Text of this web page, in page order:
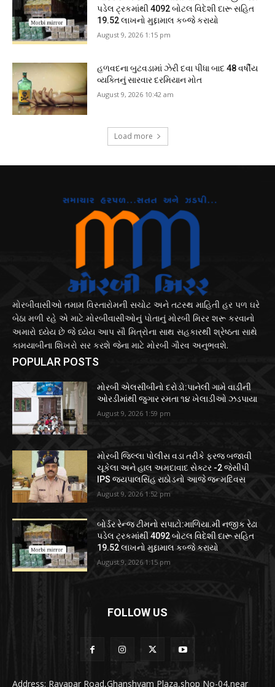
પડેલ ટ્રકમાંથી 4092 બોટલ વિદેશી દારૂ સહિત
19.52 લાખનો મુદ્દામાલ કબ્જે કરાયો
August 9, 2026 1:15 pm
હળવદના બુટવડામાં ઝેરી દવા પીધા બાદ 48 વર્ષીય
વ્યક્તિનું સારવાર દરમિયાન મોત
August 9, 2026 10:42 am
Load more
મોરબીવાસીઓ તમામ વિસ્તારોમની સચોટ અને તટસ્થ માહિતી હર પળ ઘરે
બેઠા મળી રહે એ માટે મોરબીવાસીઓનું પોતાનું મોરબી મિરર શરૂ કરવાનો
અમારો ધ્યેય છે જે ધ્યેય આપ સૌ મિત્રોના સાથ સહકારથી શ્રેષ્ઠતા સાથે
કામયાબીના શિખરો સર કરશે જેના માટે મોરબી ગૌરવ અનુભવશે.
POPULAR POSTS
મોરબી એલસીબીનો દરોડો:પાનેલી ગામે વાડીની
ઓરડીમાંથી જુગાર રમતા ૧૪ ખેલાડીઓ ઝડપાયા
August 9, 2026 1:59 pm
મોરબી જિલ્લા પોલીસ વડા તરીકે ફરજ બજાવી
ચૂકેલા અને હાલ અમદાવાદ સેક્ટર -2 જેસીપી
IPS જયપાલસિંહ રાઠોડનો આજે જન્મદિવસ
August 9, 2026 1:52 pm
બોર્ડર રેન્જ ટીમનો સપાટો:માળિયા.મી નજીક રેઢા
પડેલ ટ્રકમાંથી 4092 બોટલ વિદેશી દારૂ સહિત
19.52 લાખનો મુદ્દામાલ કબ્જે કરાયો
August 9, 2026 1:15 pm
FOLLOW US
Address: Ravapar Road,Ghanshyam Plaza,shop No-04,near